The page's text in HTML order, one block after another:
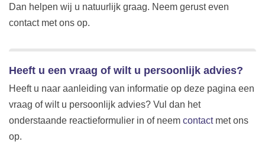
Dan helpen wij u natuurlijk graag. Neem gerust even
contact met ons op.
Heeft u een vraag of wilt u persoonlijk advies?
Heeft u naar aanleiding van informatie op deze pagina een
vraag of wilt u persoonlijk advies? Vul dan het
onderstaande reactieformulier in of neem contactmet ons
op.